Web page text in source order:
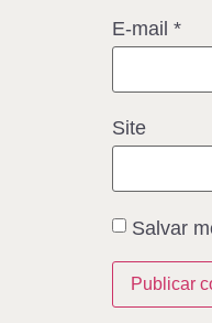
E-mail *
Site
Salvar